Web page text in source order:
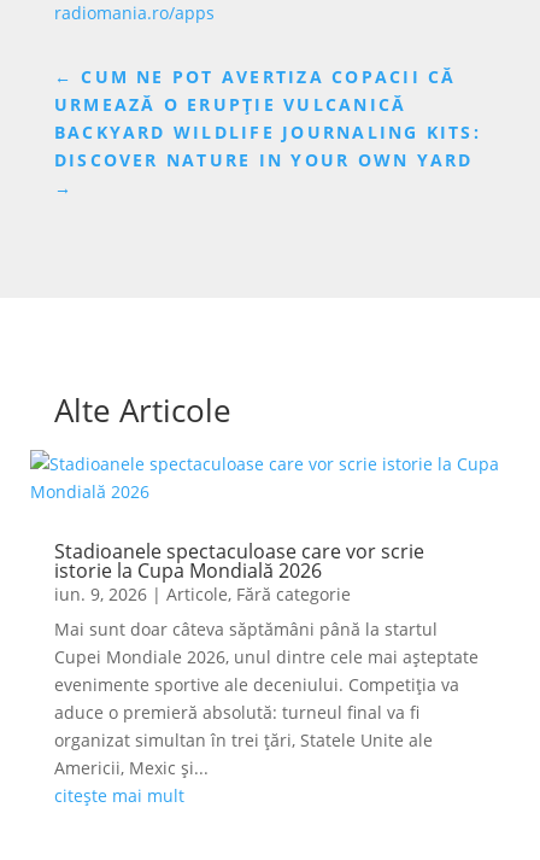
radiomania.ro/apps
←CUM NE POT AVERTIZA COPACII CĂ
URMEAZĂ O ERUPȚIE VULCANICĂ
BACKYARD WILDLIFE JOURNALING KITS:
DISCOVER NATURE IN YOUR OWN YARD
→
Alte Articole
Stadioanele spectaculoase care vor scrie
istorie la Cupa Mondială 2026
iun. 9, 2026| Articole, Fără categorie
Mai sunt doar câteva săptămâni până la startul
Cupei Mondiale 2026, unul dintre cele mai așteptate
evenimente sportive ale deceniului. Competiția va
aduce o premieră absolută: turneul final va fi
organizat simultan în trei țări, Statele Unite ale
Americii, Mexic și...
citește mai mult